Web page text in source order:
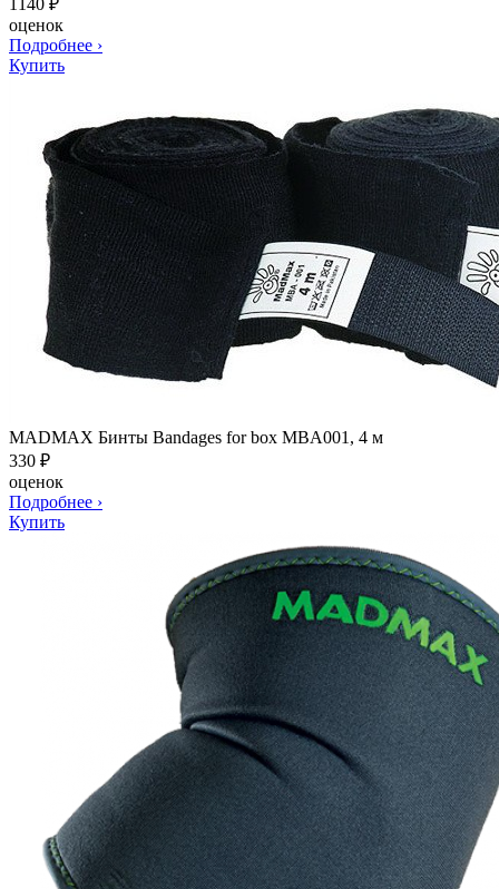
оценок
Подробнее ›
Купить
MADMAX Бинты Bandages for box MBA001, 4 м
330 ₽
оценок
Подробнее ›
Купить